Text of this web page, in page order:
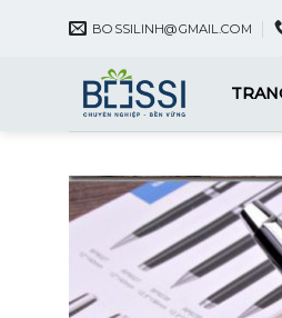
BOSSILINH@GMAIL.COM